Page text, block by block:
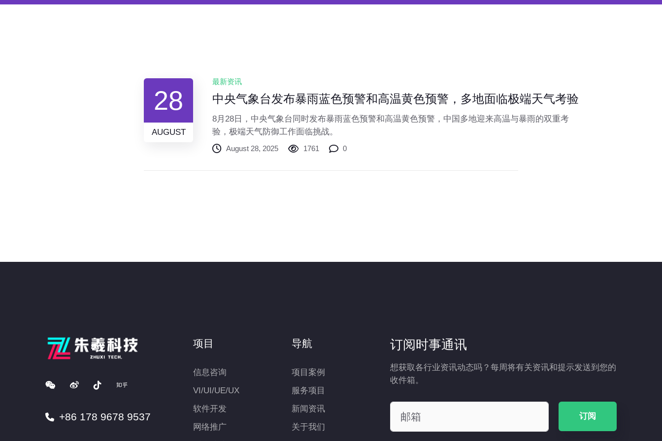
28
AUGUST
最新资讯
中央气象台发布暴雨蓝色预警和高温黄色预警，多地面临极端天气考验
8月28日，中央气象台同时发布暴雨蓝色预警和高温黄色预警，中国多地迎来高温与暴雨的双重考
验，极端天气防御工作面临挑战。
August 28, 2025 1761 0
+86 178 9678 9537
项目
信息咨询
VI/UI/UE/UX
软件开发
网络推广
导航
项目案例
服务项目
新闻资讯
关于我们
订阅时事通讯
想获取各行业资讯动态吗？每周将有关资讯和提示发送到您的
收件箱。
订阅